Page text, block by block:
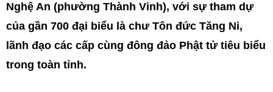
Nghệ An (phường Thành Vinh), với sự tham dự
của gần 700 đại biểu là chư Tôn đức Tăng Ni,
lãnh đạo các cấp cùng đông đảo Phật tử tiêu biểu
trong toàn tỉnh.